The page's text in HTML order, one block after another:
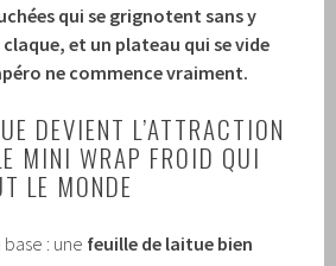
qui se grignotent sans y
et un plateau qui se vide
ne commence vraiment.
DEVIENT L’ATTRACTION
MINI WRAP FROID QUI
LE MONDE
: une feuille de laitue bien